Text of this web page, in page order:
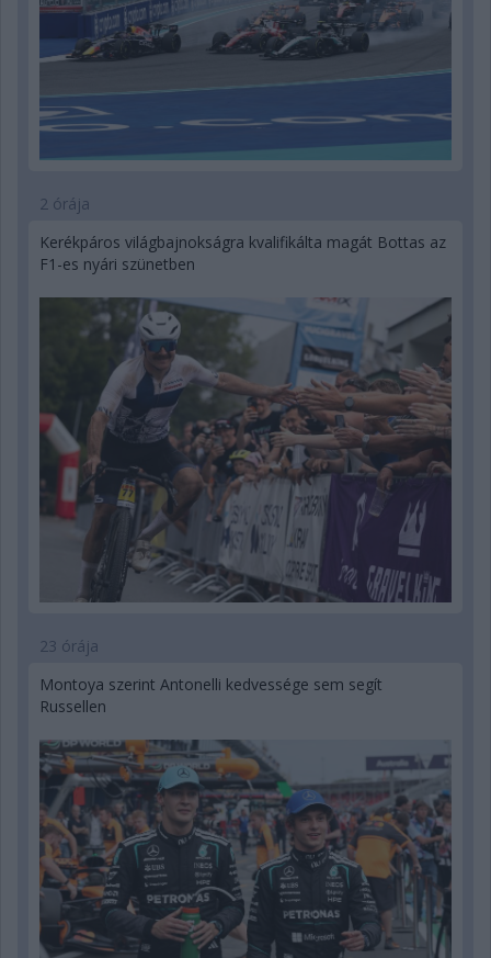
2 órája
Kerékpáros világbajnokságra kvalifikálta magát Bottas az
F1-es nyári szünetben
23 órája
Montoya szerint Antonelli kedvessége sem segít
Russellen